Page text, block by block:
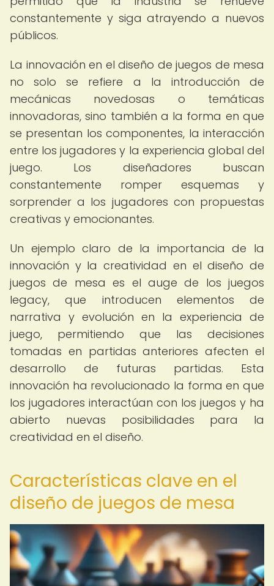
constantemente y siga atrayendo a nuevos
públicos.
La innovación en el diseño de juegos de mesa
no solo se refiere a la introducción de
mecánicas novedosas o temáticas
innovadoras, sino también a la forma en que
se presentan los componentes, la interacción
entre los jugadores y la experiencia global del
juego. Los diseñadores buscan
constantemente romper esquemas y
sorprender a los jugadores con propuestas
creativas y emocionantes.
Un ejemplo claro de la importancia de la
innovación y la creatividad en el diseño de
juegos de mesa es el auge de los juegos
legacy, que introducen elementos de
narrativa y evolución en la experiencia de
juego, permitiendo que las decisiones
tomadas en partidas anteriores afecten el
desarrollo de futuras partidas. Esta
innovación ha revolucionado la forma en que
los jugadores interactúan con los juegos y ha
abierto nuevas posibilidades para la
creatividad en el diseño.
Características clave en el
diseño de juegos de mesa